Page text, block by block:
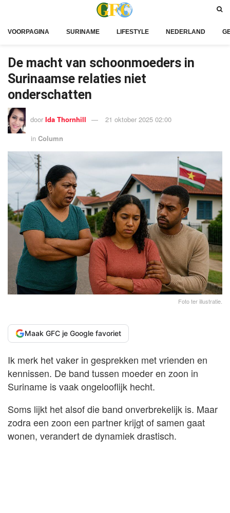
VOORPAGINA SURINAME LIFESTYLE NEDERLAND
De macht van schoonmoeders in
Surinaamse relaties niet
onderschatten
door Ida Thornhill
21 oktober 2025 02:00
in Column
Foto ter illustratie.
Maak GFC je Google favoriet
Ik merk het vaker in gesprekken met vrienden en
kennissen. De band tussen moeder en zoon in
Suriname is vaak ongelooflijk hecht.
Soms lijkt het alsof die band onverbrekelijk is. Maar
zodra een zoon een partner krijgt of samen gaat
wonen, verandert de dynamiek drastisch.